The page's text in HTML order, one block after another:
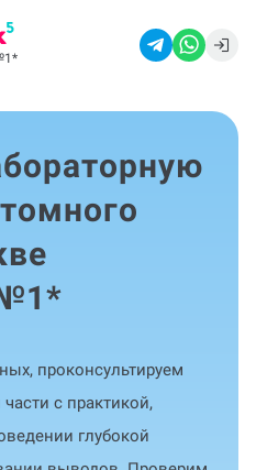
*
*
проконсультируем
с практикой,
глубокой